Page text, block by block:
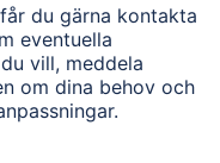
du gärna kontakta
eventuella
vill, meddela
om dina behov och